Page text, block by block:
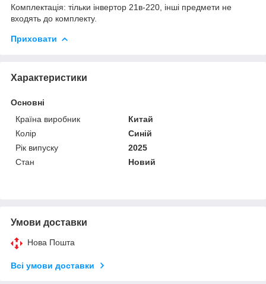
Комплектація: тільки інвертор 21в-220, інші предмети не
входять до комплекту.
Приховати
Характеристики
Основні
Країна виробник
Китай
Колір
Синій
Рік випуску
2025
Стан
Новий
Умови доставки
Нова Пошта
Всі умови доставки